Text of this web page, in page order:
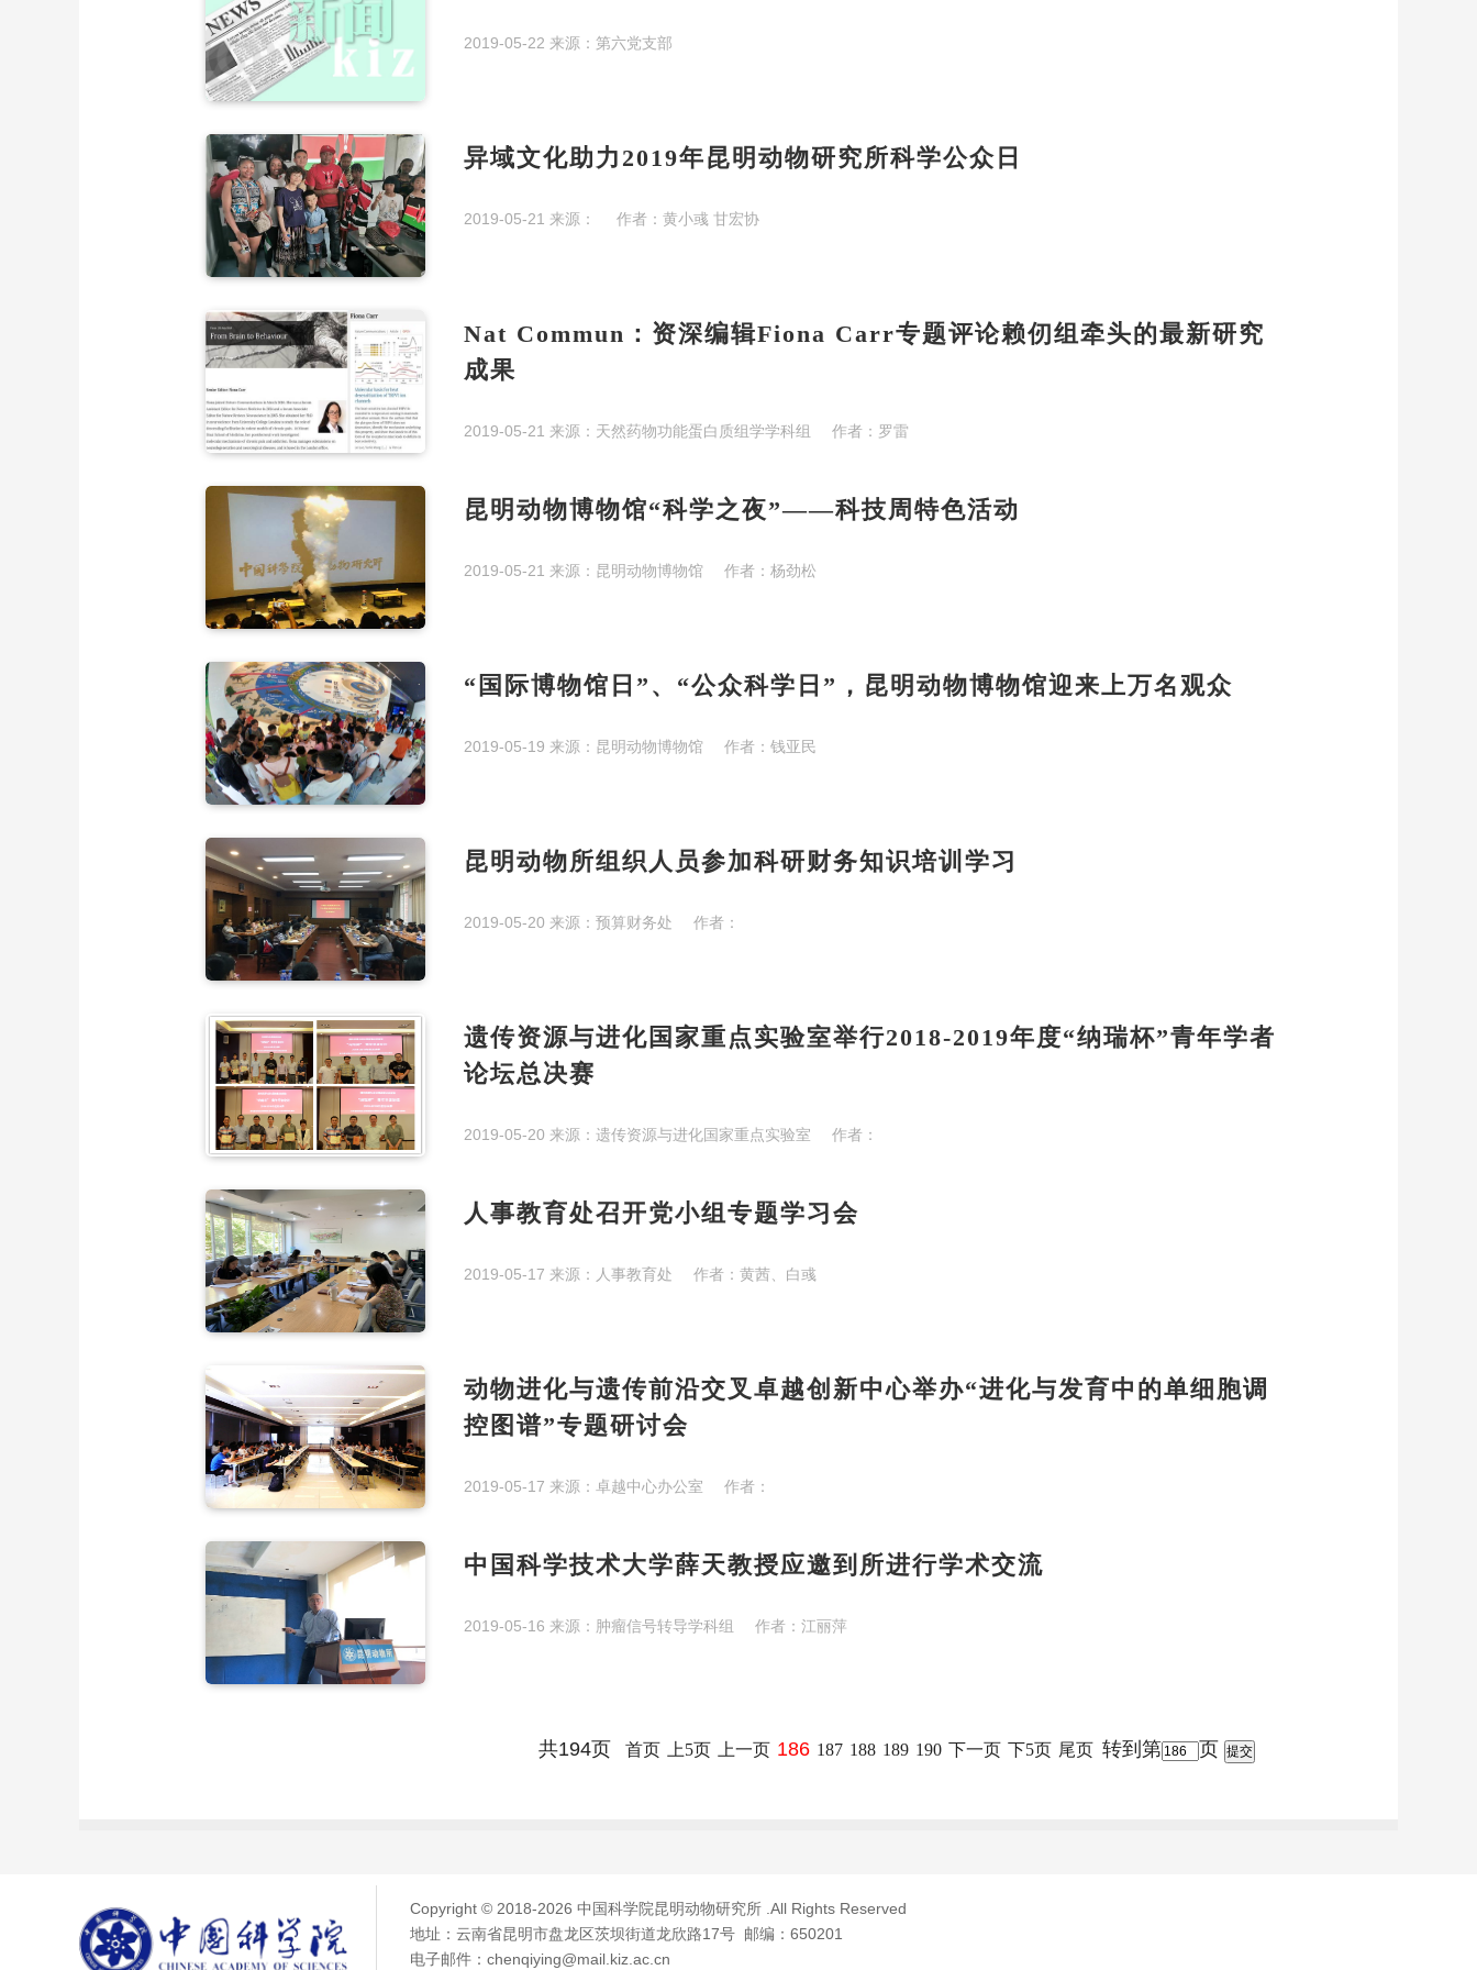
2019-05-22 来源： 第六党支部
异域文化助力2019年昆明动物研究所科学公众日
2019-05-21 来源： 作者： 黄小彧 甘宏协
Nat Commun：资深编辑Fiona Carr专题评论赖仞组牵头的最新研究
成果
2019-05-21 来源： 天然药物功能蛋白质组学学科组 作者： 罗雷
昆明动物博物馆“科学之夜”——科技周特色活动
2019-05-21 来源： 昆明动物博物馆 作者： 杨劲松
“国际博物馆日”、“公众科学日”，昆明动物博物馆迎来上万名观众
2019-05-19 来源： 昆明动物博物馆 作者： 钱亚民
昆明动物所组织人员参加科研财务知识培训学习
2019-05-20 来源： 预算财务处 作者：
遗传资源与进化国家重点实验室举行2018-2019年度“纳瑞杯”青年学者
论坛总决赛
2019-05-20 来源： 遗传资源与进化国家重点实验室 作者：
人事教育处召开党小组专题学习会
2019-05-17 来源： 人事教育处 作者： 黄茜、白彧
动物进化与遗传前沿交叉卓越创新中心举办“进化与发育中的单细胞调
控图谱”专题研讨会
2019-05-17 来源： 卓越中心办公室 作者：
中国科学技术大学薛天教授应邀到所进行学术交流
2019-05-16 来源： 肿瘤信号转导学科组 作者： 江丽萍
共194页 首页 上5页 上一页 186 187 188 189 190 下一页 下5页 尾页 转到第 页
Copyright © 2018-2026 中国科学院昆明动物研究所 .All Rights Reserved
地址：云南省昆明市盘龙区茨坝街道龙欣路17号 邮编：650201
电子邮件：chenqiying@mail.kiz.ac.cn